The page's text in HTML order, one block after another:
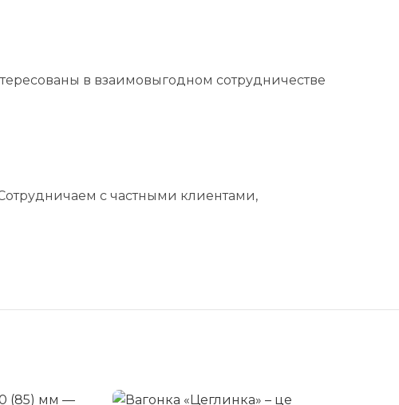
в взаимовыгодном сотрудничестве
с частными клиентами,